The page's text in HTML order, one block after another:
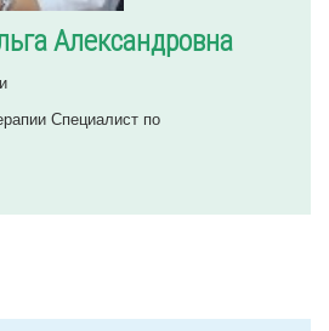
Александровна
Специалист по